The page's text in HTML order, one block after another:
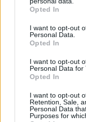
grant or deny consent
use your data for
consent section.
Opted In
I want to opt-out
Personal Data.
Opted In
I want to opt-out
Personal Data for
Opted In
I want to opt-out
Retention, Sale,
Personal Data
Purposes for
Βασιλική κηδεία
Άντριου όταν
του, αντιδράσεις
09.08.2026, 08:01